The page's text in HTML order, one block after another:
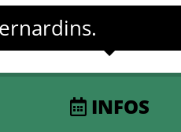
INFOS